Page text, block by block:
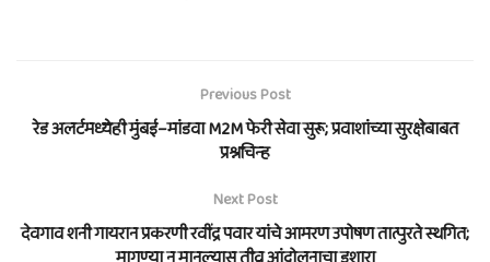
Previous Post
रेड अलर्टमध्येही मुंबई–मांडवा M2M फेरी सेवा सुरू; प्रवाशांच्या सुरक्षेबाबत
प्रश्नचिन्ह
Next Post
देवगाव शनी गायरान प्रकरणी रवींद्र पवार यांचे आमरण उपोषण तात्पुरते स्थगित;